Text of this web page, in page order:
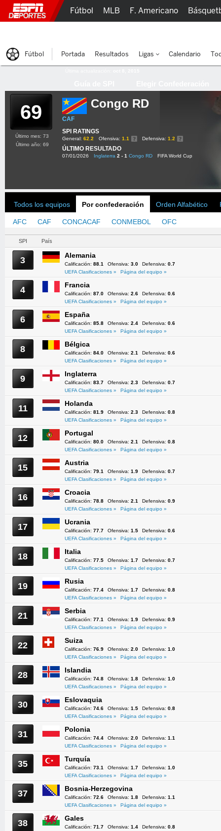
69 Congo RD
CAF
SPI RATINGS
General: 62.2 Ofensiva: 1.1 Defensiva: 1.2
ÚLTIMO RESULTADO
07/01/2026 Inglaterra 2 - 1 Congo RD FIFA World Cup
Último mes: 73
Último año: 69
Todos los equipos Por confederación Orden Alfabético
AFC CAF CONCACAF CONMEBOL OFC
SPI País
3 Alemania
Calificación: 88.1 Ofensiva: 3.0 Defensiva: 0.7
UEFA Clasificaciones »
Página del equipo »
4 Francia
Calificación: 87.0 Ofensiva: 2.6 Defensiva: 0.6
UEFA Clasificaciones »
Página del equipo »
6 España
Calificación: 85.8 Ofensiva: 2.4 Defensiva: 0.6
UEFA Clasificaciones »
Página del equipo »
8 Bélgica
Calificación: 84.0 Ofensiva: 2.1 Defensiva: 0.6
UEFA Clasificaciones »
Página del equipo »
9 Inglaterra
Calificación: 83.7 Ofensiva: 2.3 Defensiva: 0.7
UEFA Clasificaciones »
Página del equipo »
11 Holanda
Calificación: 81.9 Ofensiva: 2.3 Defensiva: 0.8
UEFA Clasificaciones »
Página del equipo »
12 Portugal
Calificación: 80.0 Ofensiva: 2.1 Defensiva: 0.8
UEFA Clasificaciones »
Página del equipo »
15 Austria
Calificación: 79.1 Ofensiva: 1.9 Defensiva: 0.7
UEFA Clasificaciones »
Página del equipo »
16 Croacia
Calificación: 78.8 Ofensiva: 2.1 Defensiva: 0.9
UEFA Clasificaciones »
Página del equipo »
17 Ucrania
Calificación: 77.7 Ofensiva: 1.5 Defensiva: 0.6
UEFA Clasificaciones »
Página del equipo »
18 Italia
Calificación: 77.5 Ofensiva: 1.7 Defensiva: 0.7
UEFA Clasificaciones »
Página del equipo »
19 Rusia
Calificación: 77.4 Ofensiva: 1.7 Defensiva: 0.8
UEFA Clasificaciones »
Página del equipo »
21 Serbia
Calificación: 77.1 Ofensiva: 1.9 Defensiva: 0.9
UEFA Clasificaciones »
Página del equipo »
22 Suiza
Calificación: 76.9 Ofensiva: 2.0 Defensiva: 1.0
UEFA Clasificaciones »
Página del equipo »
28 Islandia
Calificación: 74.8 Ofensiva: 1.8 Defensiva: 1.0
UEFA Clasificaciones »
Página del equipo »
30 Eslovaquia
Calificación: 74.6 Ofensiva: 1.5 Defensiva: 0.8
UEFA Clasificaciones »
Página del equipo »
31 Polonia
Calificación: 74.4 Ofensiva: 2.0 Defensiva: 1.1
UEFA Clasificaciones »
Página del equipo »
35 Turquía
Calificación: 73.1 Ofensiva: 1.7 Defensiva: 1.0
UEFA Clasificaciones »
Página del equipo »
37 Bosnia-Herzegovina
Calificación: 72.6 Ofensiva: 1.8 Defensiva: 1.1
UEFA Clasificaciones »
Página del equipo »
38 Gales
Calificación: 71.7 Ofensiva: 1.4 Defensiva: 0.8
Fútbol MLB F. Americano
Fútbol Portada Resultados Ligas Calendario